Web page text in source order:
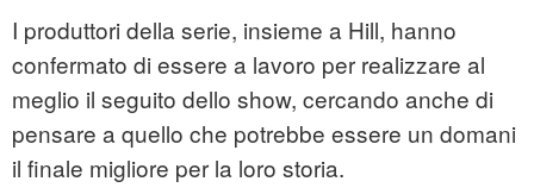
I produttori della serie, insieme a Hill, hanno
confermato di essere a lavoro per realizzare al
meglio il seguito dello show, cercando anche di
pensare a quello che potrebbe essere un domani
il finale migliore per la loro storia.